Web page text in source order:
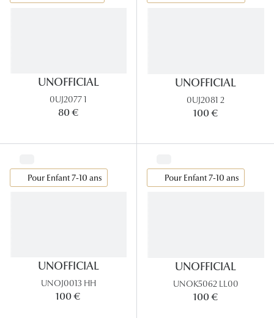
UNOFFICIAL
0UJ2077 1
80 €
UNOFFICIAL
0UJ2081 2
100 €
Pour Enfant 7-10 ans
UNOFFICIAL
UNOJ0013 HH
100 €
Pour Enfant 7-10 ans
UNOFFICIAL
UNOK5062 LL00
100 €